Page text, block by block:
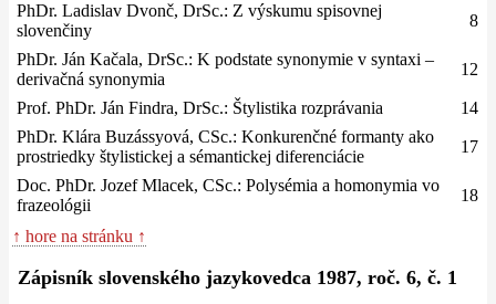
PhDr. Ladislav Dvonč, DrSc.: Z výskumu spisovnej
slovenčiny
8
PhDr. Ján Kačala, DrSc.: K podstate synonymie v syntaxi –
derivačná synonymia
12
Prof. PhDr. Ján Findra, DrSc.: Štylistika rozprávania
14
PhDr. Klára Buzássyová, CSc.: Konkurenčné formanty ako
prostriedky štylistickej a sémantickej diferenciácie
17
Doc. PhDr. Jozef Mlacek, CSc.: Polysémia a homonymia vo
frazeológii
18
↑ hore na stránku ↑
Zápisník slovenského jazykovedca 1987, roč. 6, č. 1